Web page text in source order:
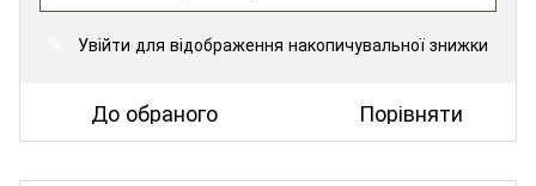
Увійти для відображення накопичувальної знижки
До обраного Порівняти